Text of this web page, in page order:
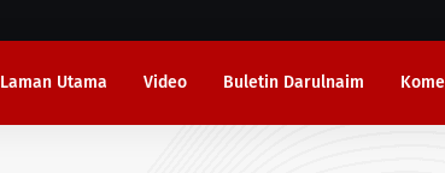
Laman Utama Video Buletin Darulnaim